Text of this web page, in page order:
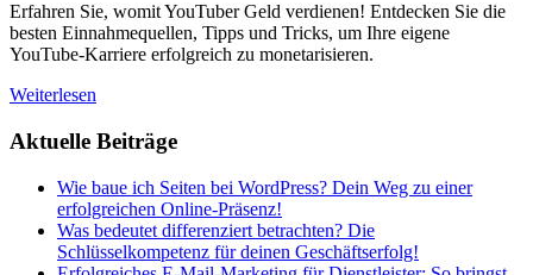
Erfahren Sie, womit YouTuber Geld verdienen! Entdecken Sie die
besten Einnahmequellen, Tipps und Tricks, um Ihre eigene
YouTube-Karriere erfolgreich zu monetarisieren.
Weiterlesen
Aktuelle Beiträge
Wie baue ich Seiten bei WordPress? Dein Weg zu einer
erfolgreichen Online-Präsenz!
Was bedeutet differenziert betrachten? Die
Schlüsselkompetenz für deinen Geschäftserfolg!